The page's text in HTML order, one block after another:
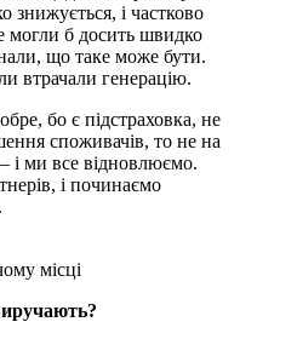
знижується, і частково
могли б досить швидко
що таке може бути.
втрачали генерацію.
бо є підстраховка, не
споживачів, то не на
і ми все відновлюємо.
і починаємо
місці